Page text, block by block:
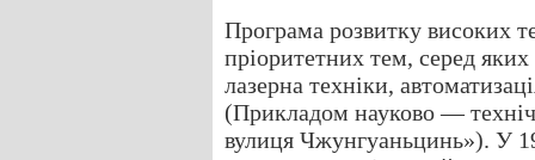
Програма розвитку високих
пріоритетних тем, серед
лазерна техніки,
(Прикладом науково —
вулиця Чжунгуаньцинь»). У